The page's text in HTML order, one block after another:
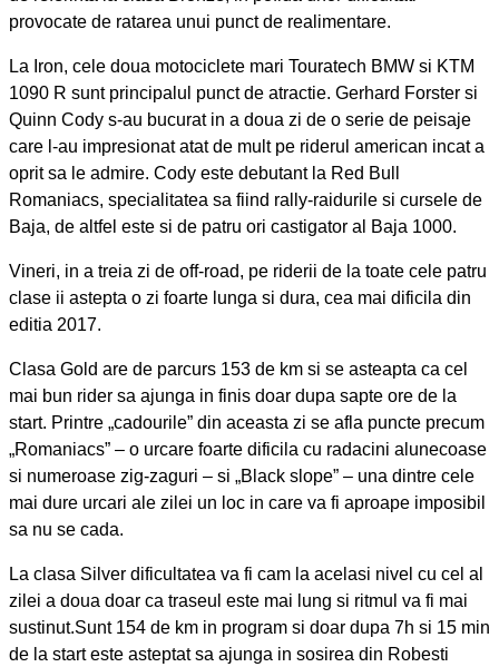
provocate de ratarea unui punct de realimentare.
La Iron, cele doua motociclete mari Touratech BMW si KTM
1090 R sunt principalul punct de atractie. Gerhard Forster si
Quinn Cody s-au bucurat in a doua zi de o serie de peisaje
care l-au impresionat atat de mult pe riderul american incat a
oprit sa le admire. Cody este debutant la Red Bull
Romaniacs, specialitatea sa fiind rally-raidurile si cursele de
Baja, de altfel este si de patru ori castigator al Baja 1000.
Vineri, in a treia zi de off-road, pe riderii de la toate cele patru
clase ii astepta o zi foarte lunga si dura, cea mai dificila din
editia 2017.
Clasa Gold are de parcurs 153 de km si se asteapta ca cel
mai bun rider sa ajunga in finis doar dupa sapte ore de la
start. Printre „cadourile” din aceasta zi se afla puncte precum
„Romaniacs” – o urcare foarte dificila cu radacini alunecoase
si numeroase zig-zaguri – si „Black slope” – una dintre cele
mai dure urcari ale zilei un loc in care va fi aproape imposibil
sa nu se cada.
La clasa Silver dificultatea va fi cam la acelasi nivel cu cel al
zilei a doua doar ca traseul este mai lung si ritmul va fi mai
sustinut.Sunt 154 de km in program si doar dupa 7h si 15 min
de la start este asteptat sa ajunga in sosirea din Robesti